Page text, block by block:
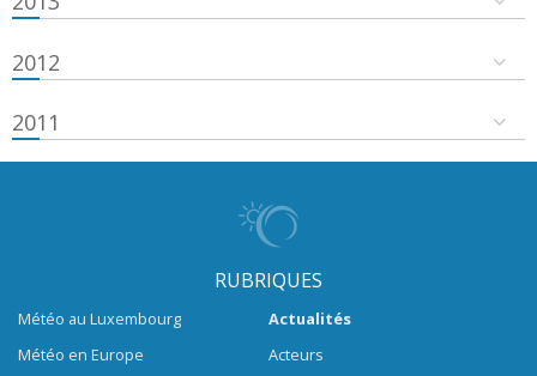
2012
2011
RUBRIQUES
Météo au Luxembourg
Météo en Europe
Actualités
Acteurs